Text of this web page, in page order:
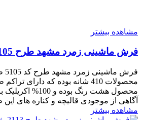
مشاهده بیشتر
فرش ماشینی زمرد مشهد طرح 5105 طوسی
محصول هشت رنگ بوده
آگاهی از موجودی قالیچه و کناره های
مشاهده بیشتر